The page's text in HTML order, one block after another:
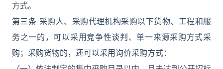
方式。
第三条 采购人、采购代理机构采购以下货物、工程和服
务之一的，可以采用竞争性谈判、单一来源采购方式采
购；采购货物的，还可以采用询价采购方式：